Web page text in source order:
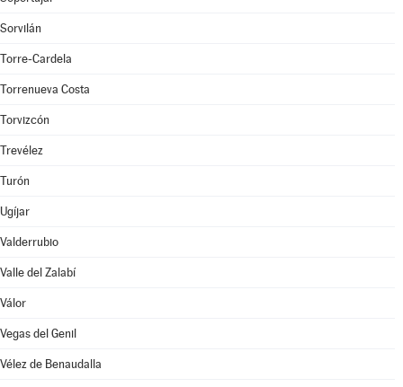
Sorvilán
Torre-Cardela
Torrenueva Costa
Torvizcón
Trevélez
Turón
Ugíjar
Valderrubio
Valle del Zalabí
Válor
Vegas del Genil
Vélez de Benaudalla